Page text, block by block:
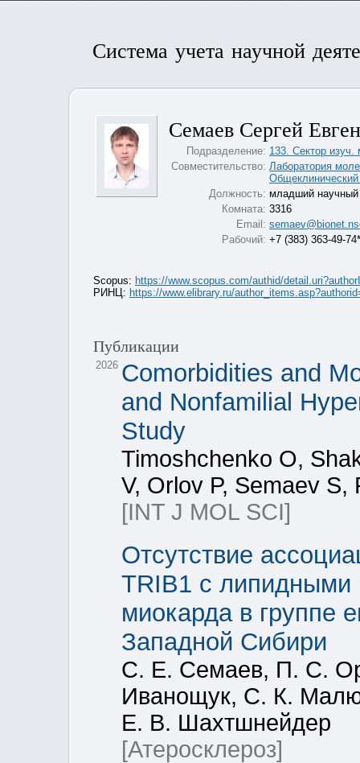
Система учета научной
Семаев Сергей
Подразделение: 133. Сектор
Совместительство: Лаборатория
Должность: младший научный
Комната: 3316
Email:
Рабочий: +7 (383) 363-49-
Scopus: https://www.scopus.com/authid/
РИНЦ: https://www.elibrary.ru/
Публикации
2026 Comorbidities and
and Nonfamilial
Study
Timoshchenko O,
V, Orlov P, Semaev S,
[INT J MOL SCI]
Отсутствие
TRIB1 с липидными
миокарда в группе
Западной Сибири
С. Е. Семаев, П. С.
Иванощук, С. К.
Е. В. Шахтшнейдер
[Атеросклероз]